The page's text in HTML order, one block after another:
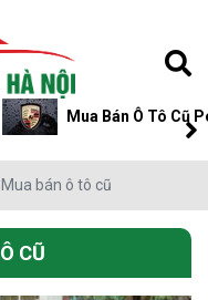
Mua Bán Ô Tô Cũ
Mua bán ô tô cũ
CŨ